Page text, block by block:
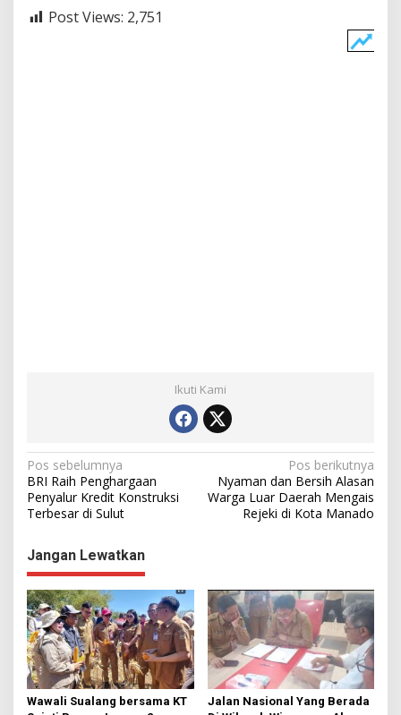
Post Views: 2,751
Ikuti Kami
N
a
v
i
g
a
s
i
p
o
Pos sebelumnya
BRI Raih Penghargaan
Penyalur Kredit Konstruksi
Terbesar di Sulut
Pos berikutnya
Nyaman dan Bersih Alasan
Warga Luar Daerah Mengais
Rejeki di Kota Manado
Jangan Lewatkan
Wawali Sualang bersama KT
Jalan Nasional Yang Berada